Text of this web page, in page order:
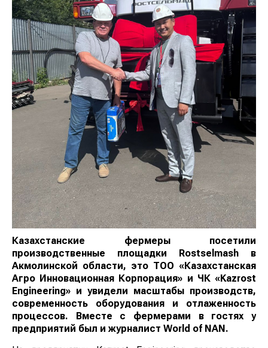
Казахстанские фермеры посетили
производственные площадки Rostselmash в
Акмолинской области, это ТОО «Казахстанская
Агро Инновационная Корпорация» и ЧК «Kazrost
Engineering» и увидели масштабы производств,
современность оборудования и отлаженность
процессов. Вместе с фермерами в гостях у
предприятий был и журналист World of NAN.